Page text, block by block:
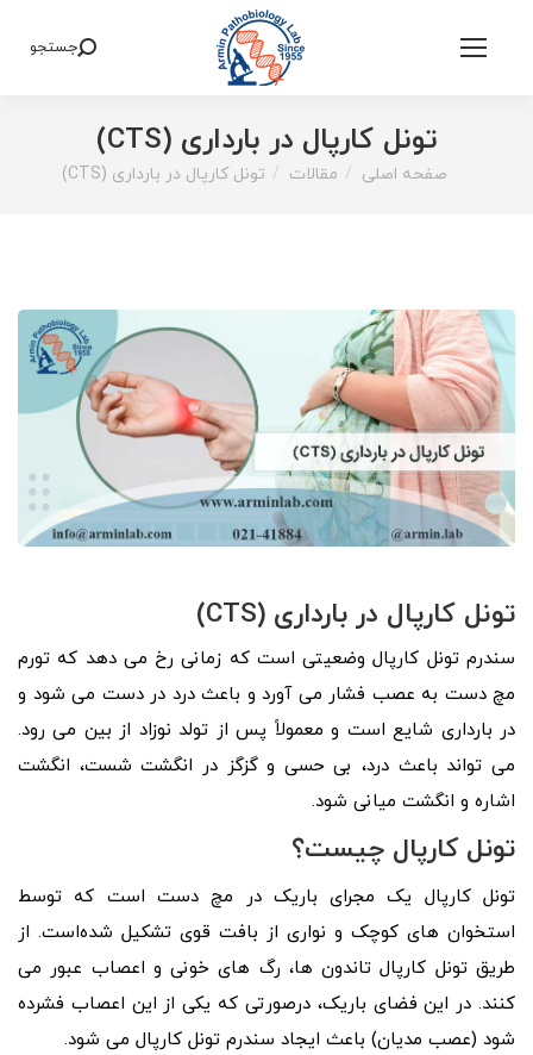
Search:
جستجو
تونل کارپال در بارداری (CTS)
You are here:
صفحه اصلی مقالات تونل کارپال در بارداری (CTS)
تونل کارپال در بارداری (CTS
)
سندرم تونل کارپال وضعیتی است که زمانی رخ می دهد که تورم
مچ دست به عصب فشار می آورد و باعث درد در دست می شود و
در بارداری شایع است و معمولاً پس از تولد نوزاد از بین می رود.
می تواند باعث درد، بی حسی و گزگز در انگشت شست، انگشت
اشاره و انگشت میانی شود.
تونل کارپال چیست؟
تونل کارپال یک مجرای باریک در مچ دست است که توسط
استخوان ‌های کوچک و نواری از بافت قوی تشکیل شده‌است. از
طریق تونل کارپال تاندون ها، رگ های خونی و اعصاب عبور می
کنند. در این فضای باریک، درصورتی که یکی از این اعصاب فشرده
شود (عصب مدیان) باعث ایجاد سندرم تونل کارپال می شود.